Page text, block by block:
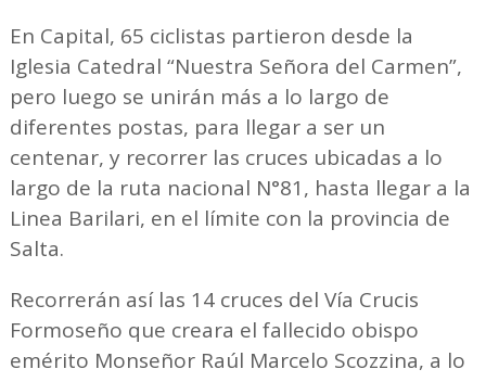
En Capital, 65 ciclistas partieron desde la
Iglesia Catedral “Nuestra Señora del Carmen”,
pero luego se unirán más a lo largo de
diferentes postas, para llegar a ser un
centenar, y recorrer las cruces ubicadas a lo
largo de la ruta nacional N°81, hasta llegar a la
Linea Barilari, en el límite con la provincia de
Salta.
Recorrerán así las 14 cruces del Vía Crucis
Formoseño que creara el fallecido obispo
emérito Monseñor Raúl Marcelo Scozzina, a lo